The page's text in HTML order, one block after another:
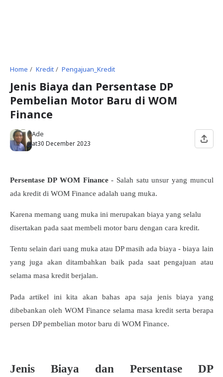
Home Kredit Pengajuan_Kredit
Jenis Biaya dan Persentase DP
Pembelian Motor Baru di WOM
Finance
Ade
at30 December 2023
Persentase DP WOM Finance- Salah satu unsur yang muncul
ada kredit di WOM Finance adalah uang muka.
Karena memang uang muka ini merupakan biaya yang selalu
disertakan pada saat membeli motor baru dengan cara kredit.
Tentu selain dari uang muka atau DP masih ada biaya - biaya lain
yang juga akan ditambahkan baik pada saat pengajuan atau
selama masa kredit berjalan.
Pada artikel ini kita akan bahas apa saja jenis biaya yang
dibebankan oleh WOM Finance selama masa kredit serta berapa
persen DP pembelian motor baru di WOM Finance.
Jenis Biaya dan Persentase DP